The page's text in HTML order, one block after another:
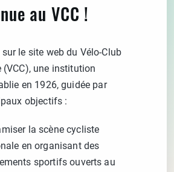
au VCC !
sur le site web du Vélo-Club
(VCC), une institution
en 1926, guidée par
objectifs :
la scène cycliste
en organisant des
sportifs ouverts au